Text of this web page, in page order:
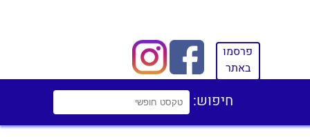
פרסמו
באתר
חיפוש: